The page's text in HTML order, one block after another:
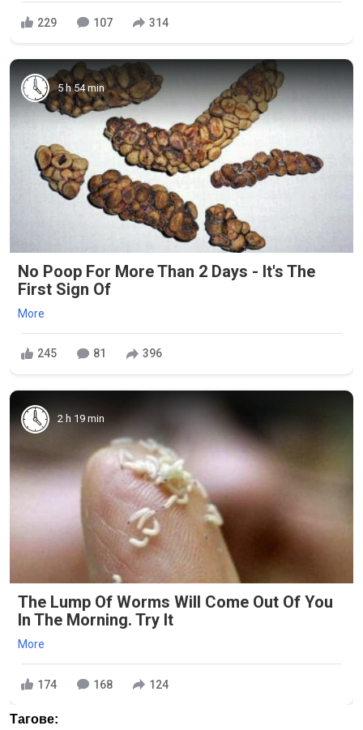
229 107 314
5 h 54 min
No Poop For More Than 2 Days - It's The
First Sign Of
More
245 81 396
2 h 19 min
The Lump Of Worms Will Come Out Of You
In The Morning. Try It
More
174 168 124
Тагове: